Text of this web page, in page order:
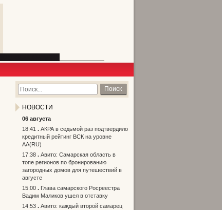
Поиск
НОВОСТИ
06 августа
18:41
АКРА в седьмой раз подтвердило
кредитный рейтинг ВСК на уровне
АА(RU)
17:38
Авито: Самарская область в
топе регионов по бронированию
загородных домов для путешествий в
августе
15:00
Глава самарского Росреестра
Вадим Маликов ушел в отставку
14:53
Авито: каждый второй самарец